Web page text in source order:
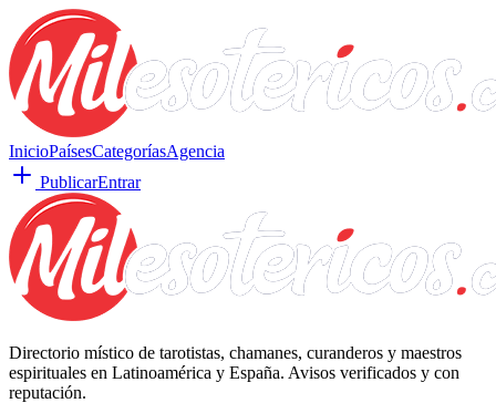
InicioPaísesCategoríasAgencia
PublicarEntrar
Directorio místico de tarotistas, chamanes, curanderos y maestros
espirituales en Latinoamérica y España. Avisos verificados y con
reputación.